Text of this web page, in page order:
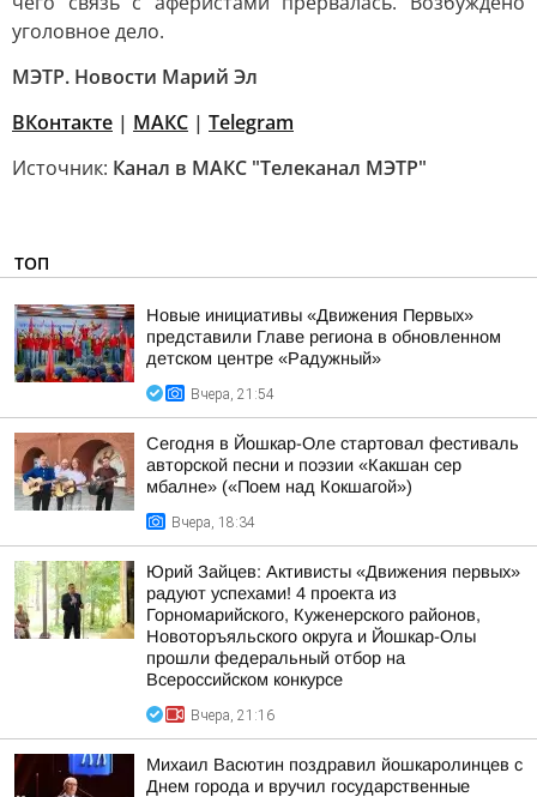
уголовное дело.
МЭТР. Новости Марий Эл
ВКонтакте | MAКС | Telegram
Источник: Канал в МАКС "Телеканал МЭТР"
ТОП
Новые инициативы «Движения Первых»
представили Главе региона в обновленном
детском центре «Радужный»
Вчера, 21:54
Сегодня в Йошкар-Оле стартовал фестиваль
авторской песни и поэзии «Какшан сер
мбалне» («Поем над Кокшагой»)
Вчера, 18:34
Юрий Зайцев: Активисты «Движения первых»
радуют успехами! 4 проекта из
Горномарийского, Куженерского районов,
Новоторъяльского округа и Йошкар-Олы
прошли федеральный отбор на
Всероссийском конкурсе
Вчера, 21:16
Михаил Васютин поздравил йошкаролинцев с
Днем города и вручил государственные